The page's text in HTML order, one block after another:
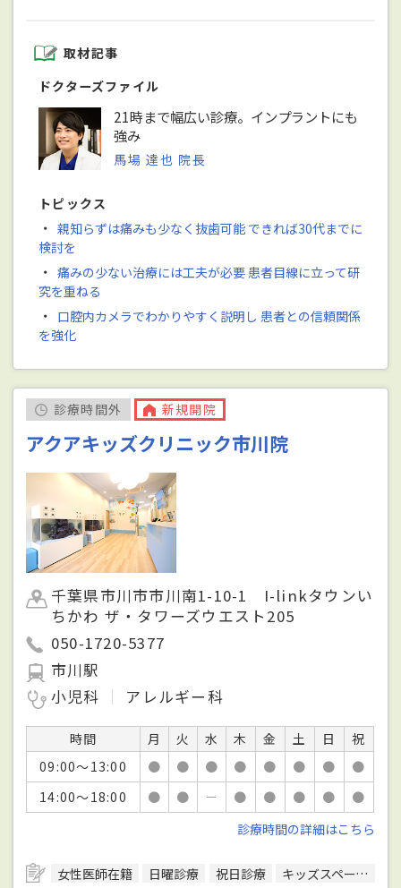
取材記事
ドクターズファイル
21時まで幅広い診療。インプラントにも
強み
馬場 達也 院長
トピックス
・ 親知らずは痛みも少なく抜歯可能 できれば30代までに
検討を
・ 痛みの少ない治療には工夫が必要 患者目線に立って研
究を重ねる
・ 口腔内カメラでわかりやすく説明し 患者との信頼関係
を強化
診療時間外 新規開院
アクアキッズクリニック市川院
千葉県市川市市川南1-10-1 I-linkタウンい
ちかわ ザ・タワーズウエスト205
050-1720-5377
市川駅
小児科
アレルギー科
時間 月 火 水 木 金 土 日
祝
09:00～13:00
● ● ● ● ● ● ●
●
14:00～18:00
● ● － ● ● ● ●
●
診療時間の詳細はこちら
女性医師在籍 日曜診療 祝日診療 キッズスペースあり